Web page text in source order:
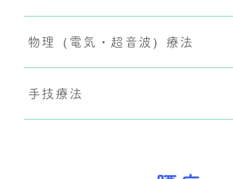
物理（電気・超音波）療法
手技療法